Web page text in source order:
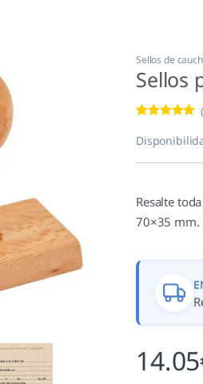
Sellos de
Sellos
5.00de 5 en
base a
valoración de
(
Resalte
70×35 mm.
14.05